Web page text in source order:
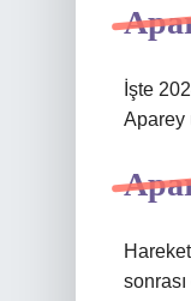
İşte
Aparey